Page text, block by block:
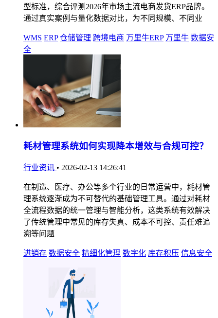
型标准，综合评测2026年市场主流电商发货ERP品牌。
通过真实案例与量化数据对比，为不同规模、不同业
WMS ERP 仓储管理 跨境电商 万里牛ERP 万里牛 数据安
全
耗材管理系统如何实现降本增效与合规可控？
行业资讯 • 2026-02-13 14:26:41
在制造、医疗、办公等多个行业的日常运营中，耗材管
理系统逐渐成为不可替代的基础管理工具。通过对耗材
全流程数据的统一管理与智能分析，这类系统有效解决
了传统管理中常见的库存失真、成本不可控、责任难追
溯等问题
进销存 数据安全 精细化管理 数字化 库存积压 信息安全